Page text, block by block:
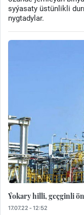
syýasaty üstünlikli
nygtadylar.
Ýokary hilli, geçginli
17.07.22 - 12:52